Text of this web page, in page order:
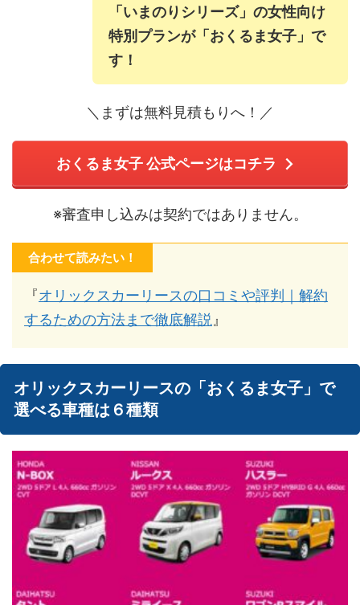
「いまのりシリーズ」の女性向け
特別プランが「おくるま女子」で
す！
＼まずは無料見積もりへ！／
おくるま女子 公式ページはコチラ
※審査申し込みは契約ではありません。
合わせて読みたい！
『オリックスカーリースの口コミや評判｜解約
するための方法まで徹底解説 』
オリックスカーリースの「おくるま女子」で
選べる車種は６種類